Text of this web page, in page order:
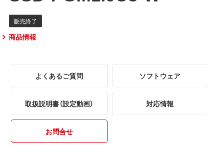
商品情報
よくあるご質問 ソフトウェア
取扱説明書（設定動画） 対応情報
お問合せ